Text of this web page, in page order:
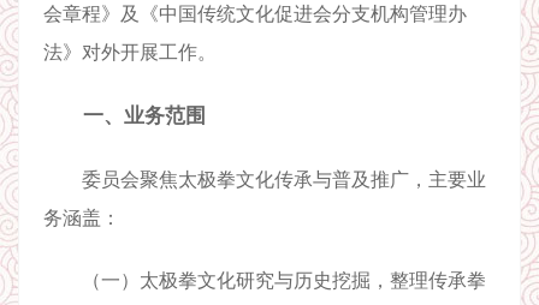
会章程》及《中国传统文化促进会分支机构管理办
法》对外开展工作。
一、业务范围
委员会聚焦太极拳文化传承与普及推广，主要业
务涵盖：
（一）太极拳文化研究与历史挖掘，整理传承拳